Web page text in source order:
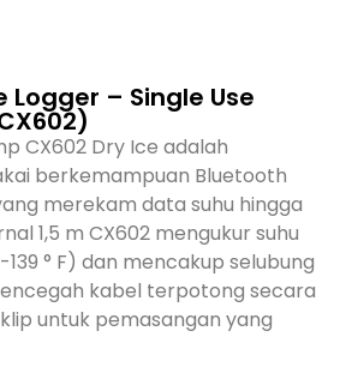
Logger – Single Use
CX602 Dry Ice adalah
berkemampuan Bluetooth
merekam data suhu hingga
1,5 m CX602 mengukur suhu
° F) dan mencakup selubung
kabel terpotong secara
untuk pemasangan yang